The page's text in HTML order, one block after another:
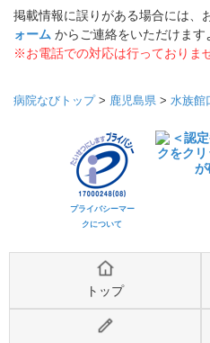
掲載情報に誤りがある場合には、
ォーム からご連絡をいただけます
※お電話での対応は行っておりま
病院なびトップ> 鹿児島県 > 水族館
プライバシーマー
クについて
トップ